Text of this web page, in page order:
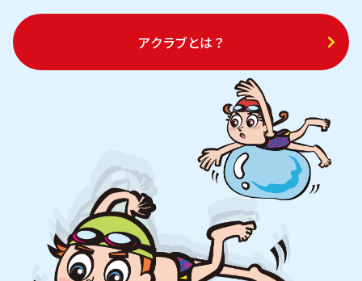
アクラブとは？